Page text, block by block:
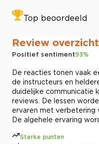
Top beoordeeld
Review overzicht
Positief sentiment93%
De reacties tonen vaak
de instructeurs en
duidelijke communicatie
reviews. De lessen
ervaren met verbetering
De algehele ervaring
Sterke punten